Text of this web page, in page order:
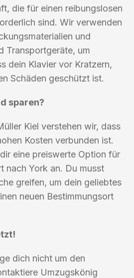
die für einen reibungslosen
sind. Wir verwenden
und
Transportgeräte, um
dein Klavier vor Kratzern,
Schäden geschützt ist.
sparen?
Kiel verstehen wir, dass
Kosten verbunden ist.
eine preiswerte Option für
nach York an. Du musst
greifen, um dein geliebtes
neuen Bestimmungsort
dich nicht um den
Umzugskönig